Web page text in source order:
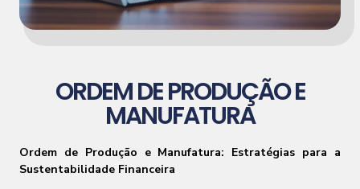
ORDEM DE PRODUÇÃO E
MANUFATURA
Ordem de Produção e Manufatura: Estratégias para a
Sustentabilidade Financeira